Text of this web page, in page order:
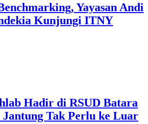
Yayasan Andi
Kunjungi ITNY
Hadir di RSUD Batara
Jantung Tak Perlu ke Luar